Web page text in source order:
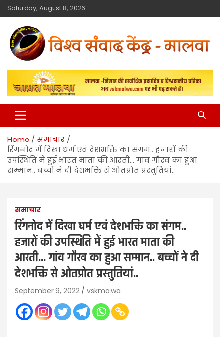
Saturday, August 8, 2026
विश्व संवाद केंद्र
मालवा
Home
समाचार
रिंगनोद में दिखा धर्म एवं देशभक्ति का संगम.. हजारों की
उपस्थिति में हुई भारत माता की आरती… गांव गौरव का हुआ
सम्मान.. बच्चों ने दी देशभक्ति से ओतप्रोत प्रस्तुतियां..
समाचार
रिंगनोद में दिखा धर्म एवं देशभक्ति का संगम..
हजारों की उपस्थिति में हुई भारत माता की
आरती… गांव गौरव का हुआ सम्मान.. बच्चों ने दी
देशभक्ति से ओतप्रोत प्रस्तुतियां..
September 9, 2022 vskmalwa